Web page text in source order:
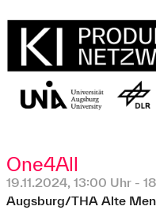
One4All
19.11.2024, 13:00 Uhr -
Augsburg/THA Alte